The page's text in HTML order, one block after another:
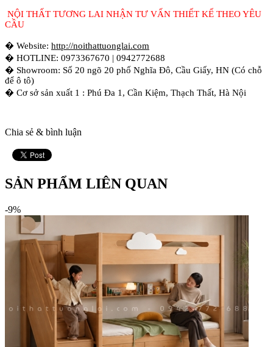
NỘI THẤT TƯƠNG LAI NHẬN TƯ VẤN THIẾT KẾ THEO YÊU
CẦU
� Website: http://noithattuonglai.com
� HOTLINE: 0973367670 | 0942772688
� Showroom: Số 20 ngõ 20 phố Nghĩa Đô, Cầu Giấy, HN (Có chỗ
để ô tô)
� Cơ sở sản xuất 1 : Phú Đa 1, Cần Kiệm, Thạch Thất, Hà Nội
Chia sẻ & bình luận
SẢN PHẨM LIÊN QUAN
-9%